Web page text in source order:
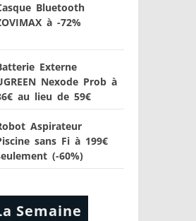
Bluetooth
à -72%
Externe
Nexode Prob à
au lieu de 59€
Aspirateur
sans Fi à 199€
(-60%)
Semaine